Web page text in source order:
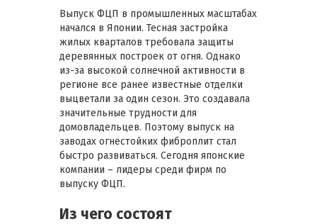
Выпуск ФЦП в промышленных масштабах
начался в Японии. Тесная застройка
жилых кварталов требовала защиты
деревянных построек от огня. Однако
из-за высокой солнечной активности в
регионе все ранее известные отделки
выцветали за один сезон. Это создавала
значительные трудности для
домовладельцев. Поэтому выпуск на
заводах огнестойких фиброплит стал
быстро развиваться. Сегодня японские
компании – лидеры среди фирм по
выпуску ФЦП.
Из чего состоят